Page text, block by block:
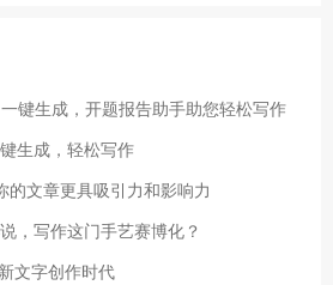
键生成，开题报告助手助您轻松写作
生成，轻松写作
的文章更具吸引力和影响力
，写作这门手艺赛博化？
文字创作时代